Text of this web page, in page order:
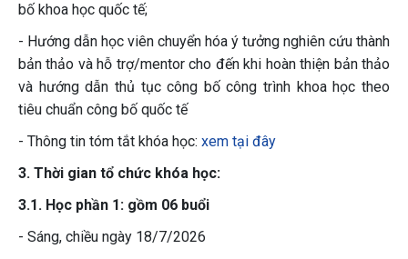
bố khoa học quốc tế;
- Hướng dẫn học viên chuyển hóa ý tưởng nghiên cứu thành
bản thảo và hỗ trợ/mentor cho đến khi hoàn thiện bản thảo
và hướng dẫn thủ tục công bố công trình khoa học theo
tiêu chuẩn công bố quốc tế
- Thông tin tóm tắt khóa học: xem tại đây
3. Thời gian tổ chức khóa học:
3.1. Học phần 1: gồm 06 buổi
- Sáng, chiều ngày 18/7/2026